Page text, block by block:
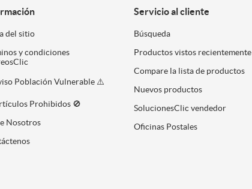
del sitio
y condiciones
Población Vulnerable ⚠️
Prohibidos 🚫
Nosotros
Servicio al cliente
Búsqueda
Productos vistos recientemente
Compare la lista de productos
Nuevos productos
SolucionesClic vendedor
Oficinas Postales